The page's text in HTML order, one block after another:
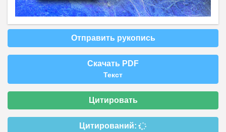
Отправить рукопись
Скачать PDF
Текст
Цитировать
Цитирований: